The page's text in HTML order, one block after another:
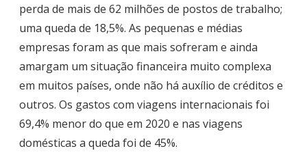
perda de mais de 62 milhões de postos de trabalho;
uma queda de 18,5%. As pequenas e médias
empresas foram as que mais sofreram e ainda
amargam um situação financeira muito complexa
em muitos países, onde não há auxílio de créditos e
outros. Os gastos com viagens internacionais foi
69,4% menor do que em 2020 e nas viagens
domésticas a queda foi de 45%.